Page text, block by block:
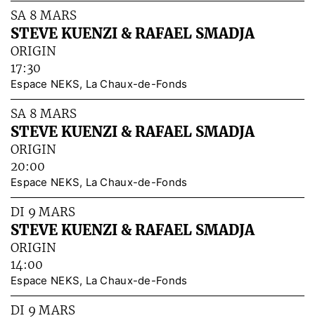
SA 8 MARS
STEVE KUENZI & RAFAEL SMADJA
ORIGIN
17:30
Espace NEKS, La Chaux-de-Fonds
SA 8 MARS
STEVE KUENZI & RAFAEL SMADJA
ORIGIN
20:00
Espace NEKS, La Chaux-de-Fonds
DI 9 MARS
STEVE KUENZI & RAFAEL SMADJA
ORIGIN
14:00
Espace NEKS, La Chaux-de-Fonds
DI 9 MARS